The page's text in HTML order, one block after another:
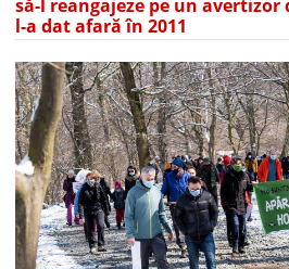
să-l reangajeze pe un
l-a dat afară în 2011